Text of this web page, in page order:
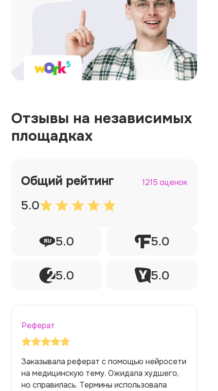
Отзывы на независимых
площадках
Общий рейтинг 1215 оценок
5.0
5.0 5.0
5.0 5.0
Реферат
Заказывала реферат с помощью нейросети
на медицинскую тему. Ожидала худшего,
но справилась. Термины использовала